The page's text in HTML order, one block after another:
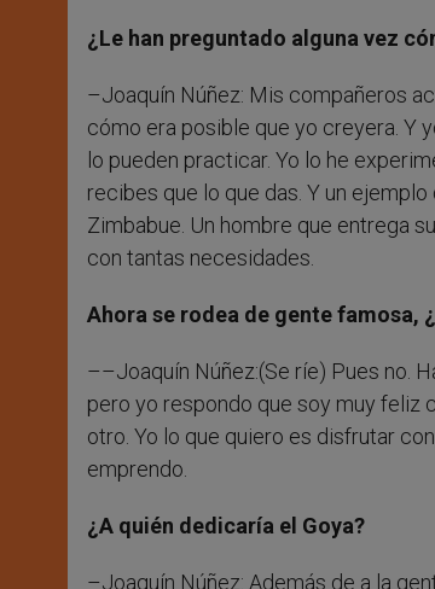
¿Le han preguntado alguna vez
–Joaquín Núñez: Mis compañeros
cómo era posible que yo creyera. Y
lo pueden practicar. Yo lo he
recibes que lo que das. Y un
Zimbabue. Un hombre que entrega
con tantas necesidades.
Ahora se rodea de gente famosa,
––Joaquín Núñez:(Se ríe) Pues no.
pero yo respondo que soy muy feliz
otro. Yo lo que quiero es disfrutar
emprendo.
¿A quién dedicaría el Goya?
–Joaquín Núñez: Además de a la